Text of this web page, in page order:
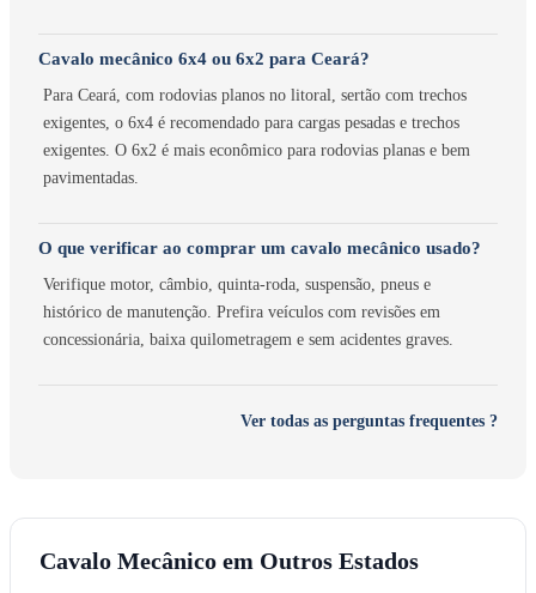
Cavalo mecânico 6x4 ou 6x2 para Ceará?
Para Ceará, com rodovias planos no litoral, sertão com trechos
exigentes, o 6x4 é recomendado para cargas pesadas e trechos
exigentes. O 6x2 é mais econômico para rodovias planas e bem
pavimentadas.
O que verificar ao comprar um cavalo mecânico usado?
Verifique motor, câmbio, quinta-roda, suspensão, pneus e
histórico de manutenção. Prefira veículos com revisões em
concessionária, baixa quilometragem e sem acidentes graves.
Ver todas as perguntas frequentes ?
Cavalo Mecânico em Outros Estados